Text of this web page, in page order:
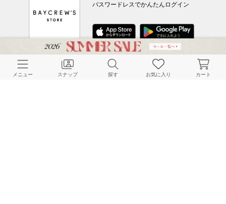
パスワードレスでかんたんログイン
CUSTOMER SERVICE
メニュー スナップ 探す お気に入り カート